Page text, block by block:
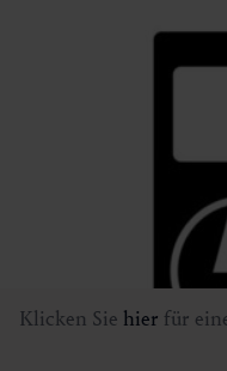
Klicken Sie hier für